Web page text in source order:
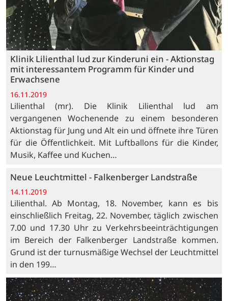
Klinik Lilienthal lud zur Kinderuni ein - Aktionstag
mit interessantem Programm für Kinder und
Erwachsene
16.11.2019
Lilienthal (mr). Die Klinik Lilienthal lud am
vergangenen Wochenende zu einem besonderen
Aktionstag für Jung und Alt ein und öffnete ihre Türen
für die Öffentlichkeit. Mit Luftballons für die Kinder,
Musik, Kaffee und Kuchen…
Neue Leuchtmittel - Falkenberger Landstraße
14.11.2019
Lilienthal. Ab Montag, 18. November, kann es bis
einschließlich Freitag, 22. November, täglich zwischen
7.00 und 17.30 Uhr zu Verkehrsbeeinträchtigungen
im Bereich der Falkenberger Landstraße kommen.
Grund ist der turnusmäßige Wechsel der Leuchtmittel
in den 199…